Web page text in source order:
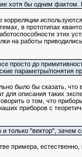
хотя бы одним фактом.
в прототипах
этих
на работы
просто до
параметры/понятия
было бы сказать, что
для описания таких
о том, что
приборов с
только "вектор", зачем
примера,